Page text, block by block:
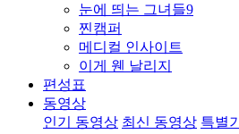
눈에 띄는 그녀들9
찐캠퍼
메디컬 인사이트
이게 웬 날리지
편성표
동영상
인기 동영상 최신 동영상 특별